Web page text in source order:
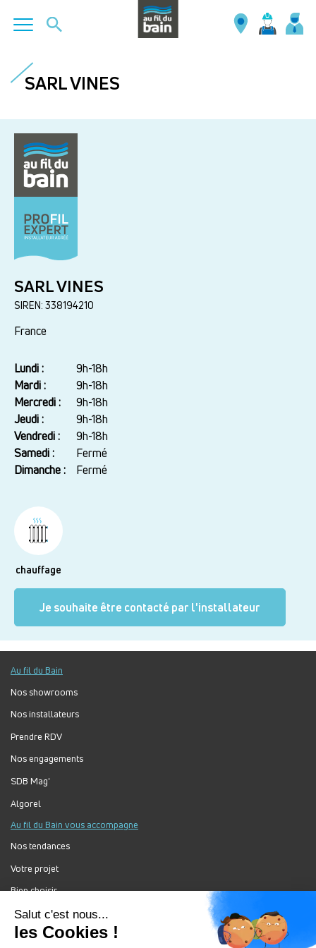
contenuSARL VINES
SARL VINES
SIREN: 338194210
France
Jour
Plage
horaire
Lundi :
9h-18h
Mardi :
9h-18h
Mercredi :
9h-18h
Jeudi :
9h-18h
Vendredi :
9h-18h
Samedi :
Fermé
Dimanche :
Fermé
chauffage
Je souhaite être contacté par l'installateur
Au fil du Bain
Nos showrooms
Nos installateurs
Prendre RDV
Nos engagements
SDB Mag'
Algorel
Au fil du Bain vous accompagne
Nos tendances
Votre projet
Bien choisir
Forum Au Fil du Bain